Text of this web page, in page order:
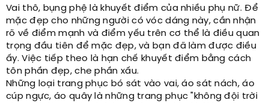
Vai thô, bụng phệ là khuyết điểm của nhiều phụ nữ. Để
mặc đẹp cho những người có vóc dáng này, cần nhận
rõ về điểm mạnh và điểm yếu trên cơ thể là điều quan
trọng đầu tiên để mặc đẹp, và bạn đã làm được điều
ấy. Việc tiếp theo là hạn chế khuyết điểm bằng cách
tôn phần đẹp, che phần xấu.
Những loại trang phục bó sát vào vai, áo sát nách, áo
cúp ngực, áo quây là những trang phục "không đội trời